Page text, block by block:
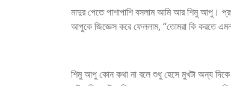
মাদুর পেতে পাশাপাশি বসলাম আমি আর শিমু আপু।
আপুকে জিজ্ঞেস করে ফেললাম, “তোমরা কি করতে
শিমু আপু কোন কথা না বলে শুধু হেসে মুখটা অন্য